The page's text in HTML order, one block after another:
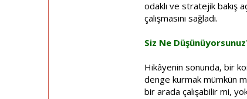
odaklı ve stratejik bakış
çalışmasını sağladı.
Siz Ne
Hikâyenin sonunda, bir
denge kurmak mümkün
bir arada çalışabilir mi,